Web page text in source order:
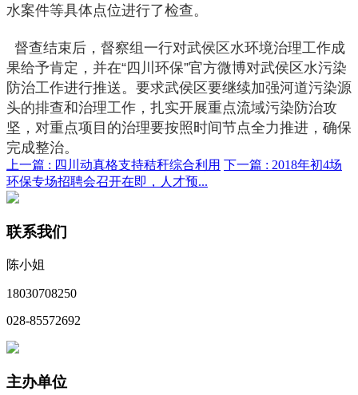
水案件等具体点位进行了检查。
督查结束后，督察组一行对武侯区水环境治理工作成
果给予肯定，并在“四川环保”官方微博对武侯区水污染
防治工作进行推送。要求武侯区要继续加强河道污染源
头的排查和治理工作，扎实开展重点流域污染防治攻
坚，对重点项目的治理要按照时间节点全力推进，确保
完成整治。
上一篇 : 四川动真格支持秸秆综合利用 下一篇 : 2018年初4场
环保专场招聘会召开在即，人才预...
联系我们
陈小姐
18030708250
028-85572692
主办单位